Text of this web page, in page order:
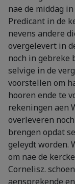
nae de middag
Predicant in de
nevens andere
overgelevert in
noch in gebreke
selvige in de
voorstellen om
hooren ende te
rekeningen aen
overleveren
brengen opdat
geleydt worden.
om nae de
Cornelisz.
aensprekende